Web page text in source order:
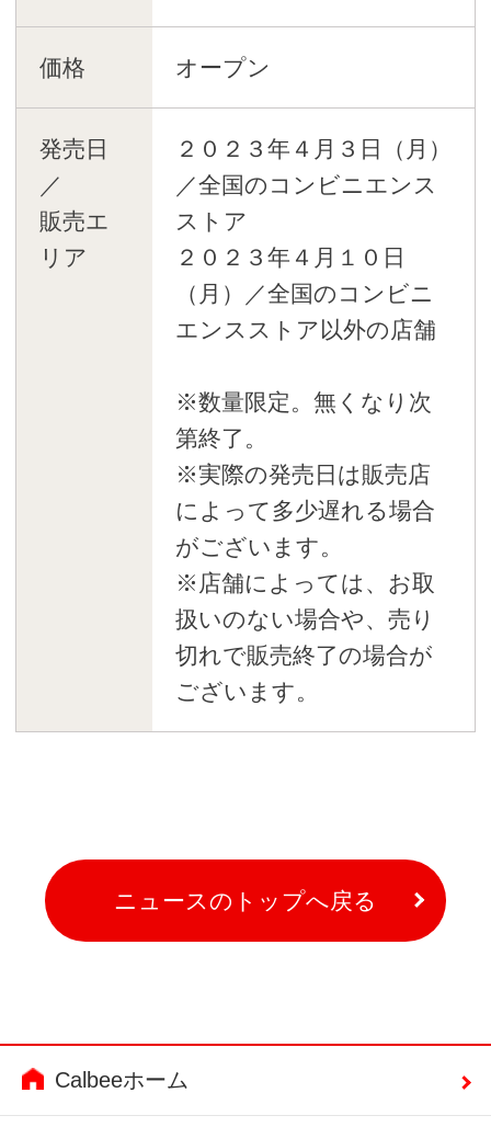
価格 オープン
発売日
／
販売エ
リア
２０２３年４月３日（月）
／全国のコンビニエンス
ストア
２０２３年４月１０日
（月）／全国のコンビニ
エンスストア以外の店舗
※数量限定。無くなり次
第終了。
※実際の発売日は販売店
によって多少遅れる場合
がございます。
※店舗によっては、お取
扱いのない場合や、売り
切れで販売終了の場合が
ございます。
ニュースのトップへ戻る
Calbeeホーム